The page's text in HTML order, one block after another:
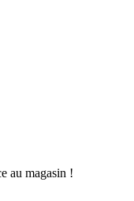
au magasin !